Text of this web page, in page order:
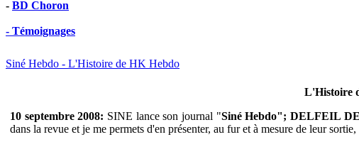
- BD Choron
- Témoignages
Siné Hebdo - L'Histoire de HK Hebdo
L'Histoire
10 septembre 2008: SINE lance son journal "Siné Hebdo"; DELFEIL
dans la revue et je me permets d'en présenter, au fur et à mesure de leur sortie,